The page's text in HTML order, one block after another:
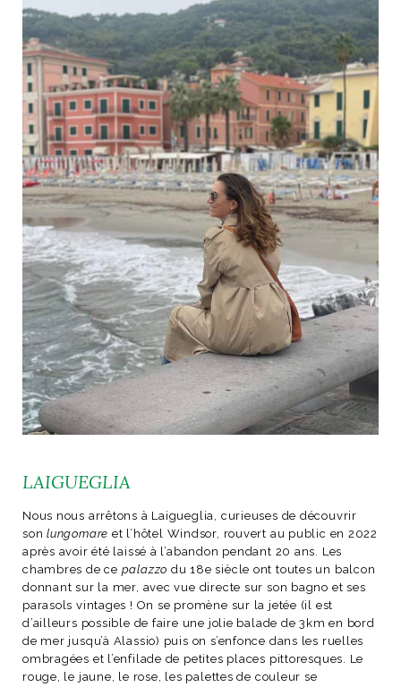
LAIGUEGLIA
Nous nous arrêtons à Laigueglia, curieuses de découvrir
sonlungomare et l’hôtel Windsor, rouvert au public en 2022
après avoir été laissé à l’abandon pendant 20 ans. Les
chambres de ce palazzo du 18e siècle ont toutes un balcon
donnant sur la mer, avec vue directe sur son bagno et ses
parasols vintages ! On se promène sur la jetée (il est
d’ailleurs possible de faire une jolie balade de 3km en bord
de mer jusqu’à Alassio) puis on s’enfonce dans les ruelles
ombragées et l’enfilade de petites places pittoresques. Le
rouge, le jaune, le rose, les palettes de couleur se